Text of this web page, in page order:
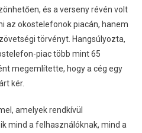
és a verseny révén volt
az okostelefonok piacán, hanem
törvényt. Hangsúlyozta,
piac több mint 65
megemlítette, hogy a cég egy
kér.
amelyek rendkívül
mind a felhasználóknak, mind a